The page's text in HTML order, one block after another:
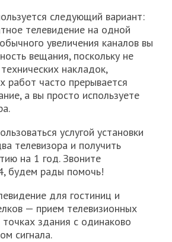
следующий вариант:
телевидение на одной
увеличения каналов вы
вещания, поскольку не
накладок,
работ часто прерывается
а вы просто используете
услугой установки
телевизора и получить
на 1 год. Звоните
будем рады помочь!
для гостиниц и
— прием телевизионных
здания с одинаково
сигнала.